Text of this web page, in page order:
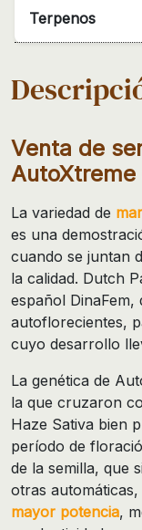
Terpenos
Venta de
La variedad de
es una
cuando se juntan
la calidad. Dutch
español DinaFem,
autoflorecientes,
cuyo desarrollo
La genética de
la que cruzaron
Haze Sativa bien
período de
de la semilla, que
otras
mayor potencia,